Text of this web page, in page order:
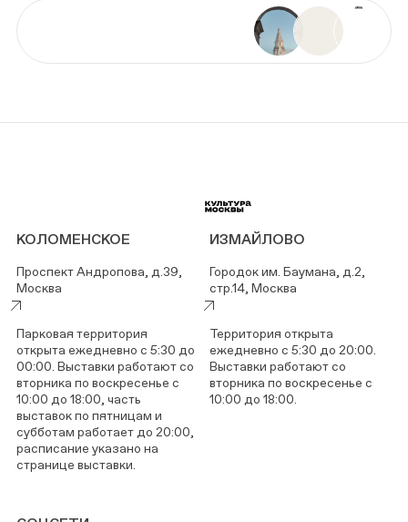
КОЛОМЕНСКОЕ
Проспект Андропова, д.39,
Москва
Парковая территория
открыта ежедневно с 5:30 до
00:00. Выставки работают со
вторника по воскресенье с
10:00 до 18:00, часть
выставок по пятницам и
субботам работает до 20:00,
расписание указано на
странице выставки.
ИЗМАЙЛОВО
Городок им. Баумана, д.2,
стр.14, Москва
Территория открыта
ежедневно с 5:30 до 20:00.
Выставки работают со
вторника по воскресенье с
10:00 до 18:00.